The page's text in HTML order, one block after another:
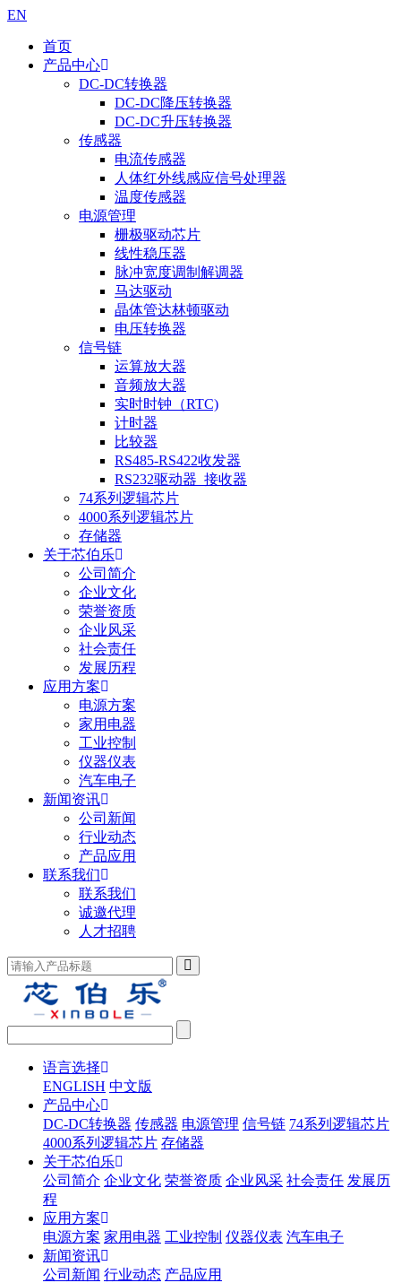
EN
首页
产品中心
DC-DC转换器
DC-DC降压转换器
DC-DC升压转换器
传感器
电流传感器
人体红外线感应信号处理器
温度传感器
电源管理
栅极驱动芯片
线性稳压器
脉冲宽度调制解调器
马达驱动
晶体管达林顿驱动
电压转换器
信号链
运算放大器
音频放大器
实时时钟（RTC)
计时器
比较器
RS485-RS422收发器
RS232驱动器_接收器
74系列逻辑芯片
4000系列逻辑芯片
存储器
关于芯伯乐
公司简介
企业文化
荣誉资质
企业风采
社会责任
发展历程
应用方案
电源方案
家用电器
工业控制
仪器仪表
汽车电子
新闻资讯
公司新闻
行业动态
产品应用
联系我们
联系我们
诚邀代理
人才招聘
语言选择
ENGLISH 中文版
产品中心
DC-DC转换器 传感器 电源管理 信号链 74系列逻辑芯片
4000系列逻辑芯片 存储器
关于芯伯乐
公司简介 企业文化 荣誉资质 企业风采 社会责任 发展历
程
应用方案
电源方案 家用电器 工业控制 仪器仪表 汽车电子
新闻资讯
公司新闻 行业动态 产品应用